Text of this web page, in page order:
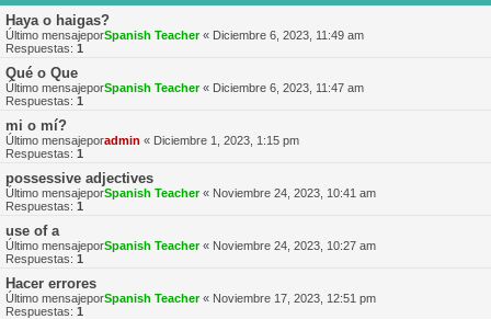
Haya o haigas?
Último mensajeporSpanish Teacher« Diciembre 6, 2023, 11:49 am
Respuestas: 1
Qué o Que
Último mensajeporSpanish Teacher« Diciembre 6, 2023, 11:47 am
Respuestas: 1
mi o mí?
Último mensajeporadmin « Diciembre 1, 2023, 1:15 pm
Respuestas: 1
possessive adjectives
Último mensajeporSpanish Teacher« Noviembre 24, 2023, 10:41 am
Respuestas: 1
use of a
Último mensajeporSpanish Teacher« Noviembre 24, 2023, 10:27 am
Respuestas: 1
Hacer errores
Último mensajeporSpanish Teacher« Noviembre 17, 2023, 12:51 pm
Respuestas: 1